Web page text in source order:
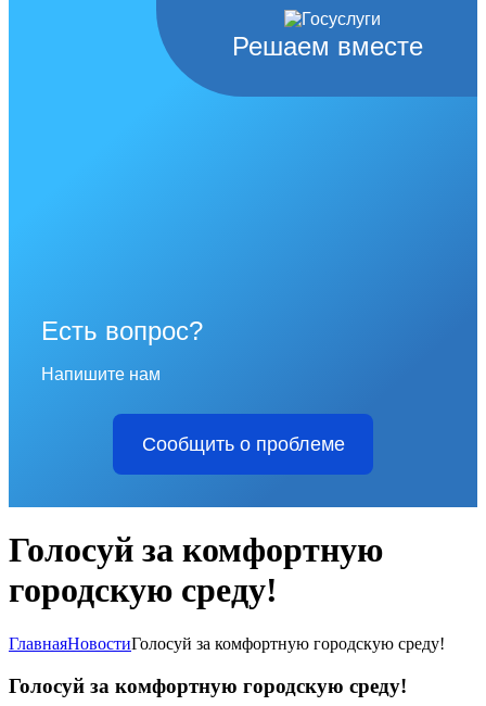
Решаем вместе
Есть вопрос?
Напишите нам
Сообщить о проблеме
Голосуй за комфортную
городскую среду!
ГлавнаяНовостиГолосуй за комфортную городскую среду!
Голосуй за комфортную городскую среду!